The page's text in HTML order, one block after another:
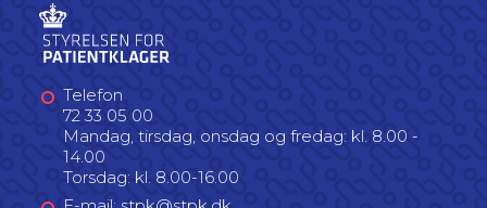
Telefon
72 33 05 00
Mandag, tirsdag, onsdag og fredag: kl. 8.00 -
14.00
Torsdag: kl. 8.00-16.00